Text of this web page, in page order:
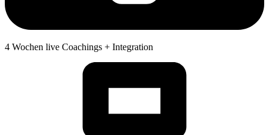
4 Wochen live Coachings + Integration